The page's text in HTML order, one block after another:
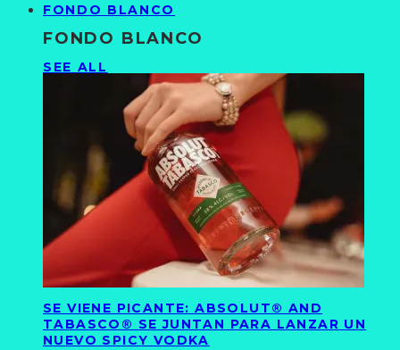
FONDO BLANCO
FONDO BLANCO
SEE ALL
SE VIENE PICANTE: ABSOLUT® AND
TABASCO® SE JUNTAN PARA LANZAR UN
NUEVO SPICY VODKA